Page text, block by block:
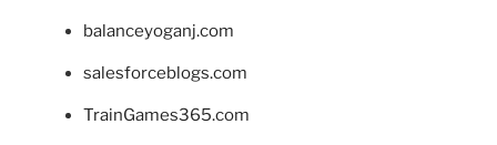
balanceyoganj.com
salesforceblogs.com
TrainGames365.com